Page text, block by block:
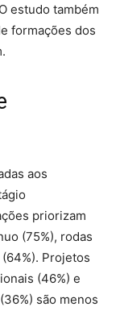
estudo também
formações dos
aos
priorizam
(75%), rodas
Projetos
(46%) e
são menos